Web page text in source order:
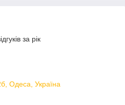
найчастіше виробники
популярними є
Це пов'язано з тим, що
більш довгий строк
за рік
Одеса, Україна